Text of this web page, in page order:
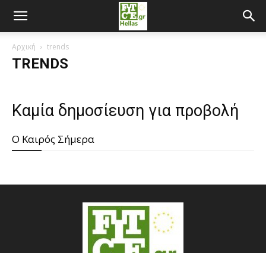
Αρχική trends
TRENDS
Καμία δημοσίευση για προβολή
O Καιρός Σήμερα